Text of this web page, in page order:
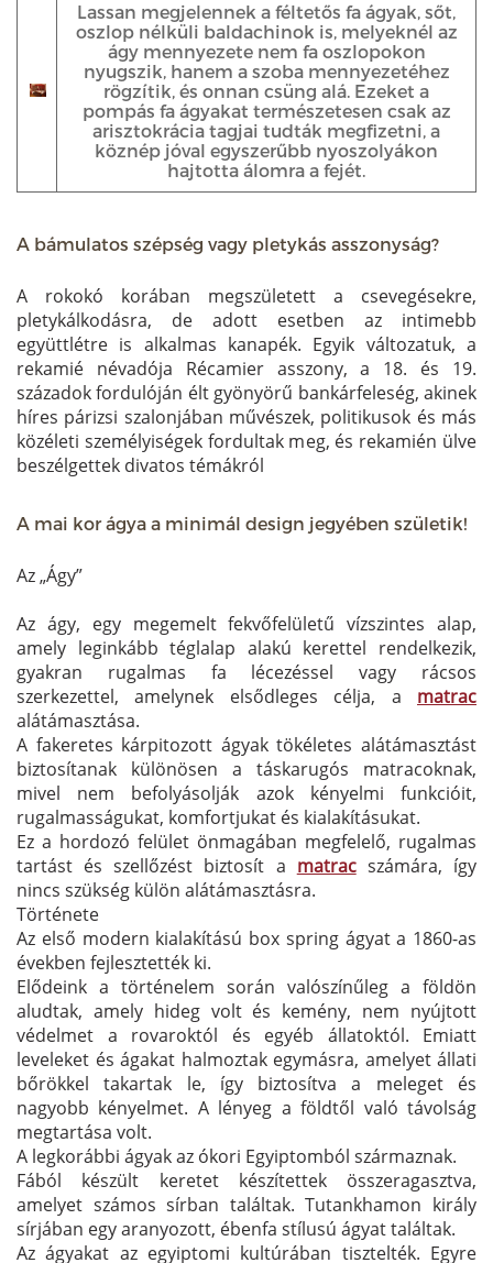
Lassan megjelennek a féltetős fa ágyak, sőt,
oszlop nélküli baldachinok is, melyeknél az
ágy mennyezete nem fa oszlopokon
nyugszik, hanem a szoba mennyezetéhez
rögzítik, és onnan csüng alá. Ezeket a
pompás fa ágyakat természetesen csak az
arisztokrácia tagjai tudták megfizetni, a
köznép jóval egyszerűbb nyoszolyákon
hajtotta álomra a fejét.
A bámulatos szépség vagy pletykás asszonyság?
A rokokó korában megszületett a csevegésekre,
pletykálkodásra, de adott esetben az intimebb
együttlétre is alkalmas kanapék. Egyik változatuk, a
rekamié névadója Récamier asszony, a 18. és 19.
századok fordulóján élt gyönyörű bankárfeleség, akinek
híres párizsi szalonjában művészek, politikusok és más
közéleti személyiségek fordultak meg, és rekamién ülve
beszélgettek divatos témákról
A mai kor ágya a minimál design jegyében születik!
Az „Ágy”
Az ágy, egy megemelt fekvőfelületű vízszintes alap,
amely leginkább téglalap alakú kerettel rendelkezik,
gyakran rugalmas fa lécezéssel vagy rácsos
szerkezettel, amelynek elsődleges célja, a matrac
alátámasztása.
A fakeretes kárpitozott ágyak tökéletes alátámasztást
biztosítanak különösen a táskarugós matracoknak,
mivel nem befolyásolják azok kényelmi funkcióit,
rugalmasságukat, komfortjukat és kialakításukat.
Ez a hordozó felület önmagában megfelelő, rugalmas
tartást és szellőzést biztosít a matracszámára, így
nincs szükség külön alátámasztásra.
Története
Az első modern kialakítású box spring ágyat a 1860-as
években fejlesztették ki.
Elődeink a történelem során valószínűleg a földön
aludtak, amely hideg volt és kemény, nem nyújtott
védelmet a rovaroktól és egyéb állatoktól. Emiatt
leveleket és ágakat halmoztak egymásra, amelyet állati
bőrökkel takartak le, így biztosítva a meleget és
nagyobb kényelmet. A lényeg a földtől való távolság
megtartása volt.
A legkorábbi ágyak az ókori Egyiptomból származnak.
Fából készült keretet készítettek összeragasztva,
amelyet számos sírban találtak. Tutankhamon király
sírjában egy aranyozott, ébenfa stílusú ágyat találtak.
Az ágyakat az egyiptomi kultúrában tisztelték. Egyre